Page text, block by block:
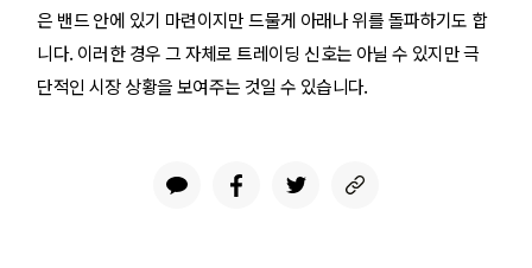
은 밴드 안에 있기 마련이지만 드물게 아래나 위를 돌파하기도 합
니다. 이러한 경우 그 자체로 트레이딩 신호는 아닐 수 있지만 극
단적인 시장 상황을 보여주는 것일 수 있습니다.